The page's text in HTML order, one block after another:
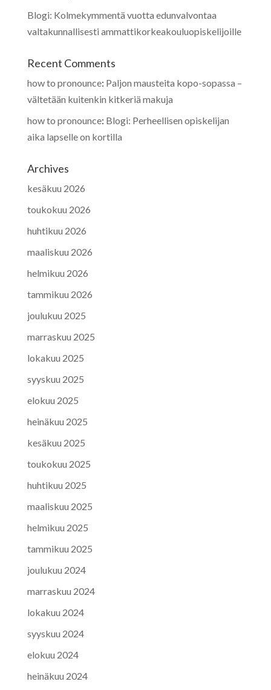
Blogi: Kolmekymmentä vuotta edunvalvontaa
valtakunnallisesti ammattikorkeakouluopiskelijoille
Recent Comments
how to pronounce: Paljon mausteita kopo-sopassa –
vältetään kuitenkin kitkeriä makuja
how to pronounce: Blogi: Perheellisen opiskelijan
aika lapselle on kortilla
Archives
kesäkuu 2026
toukokuu 2026
huhtikuu 2026
maaliskuu 2026
helmikuu 2026
tammikuu 2026
joulukuu 2025
marraskuu 2025
lokakuu 2025
syyskuu 2025
elokuu 2025
heinäkuu 2025
kesäkuu 2025
toukokuu 2025
huhtikuu 2025
maaliskuu 2025
helmikuu 2025
tammikuu 2025
joulukuu 2024
marraskuu 2024
lokakuu 2024
syyskuu 2024
elokuu 2024
heinäkuu 2024